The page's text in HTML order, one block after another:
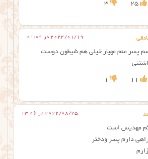
25
3
2024/01/19 در 01:09
پسر منم مهیار خیلی هم شیطون دوست
11
1
2022/08/25 در 13:06
مهدیس است
دارم پسر ودختر